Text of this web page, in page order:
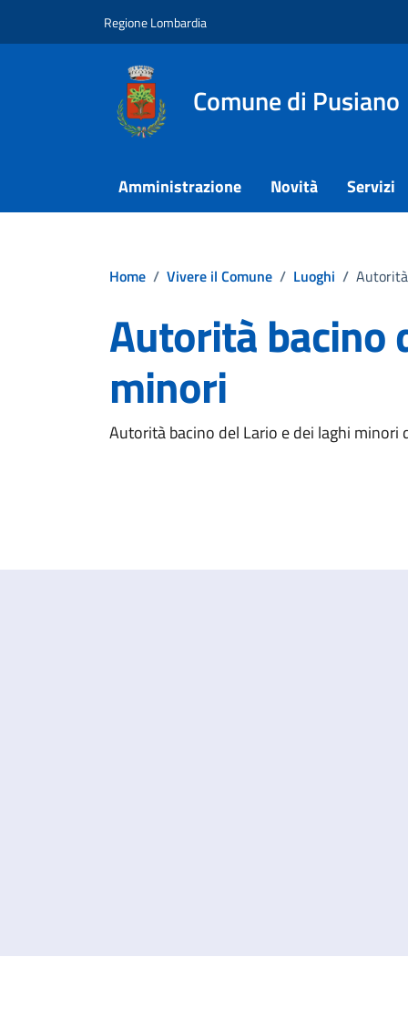
Regione Lombardia
Comune di Pusiano
Amministrazione Novità Servizi
Home / Vivere il Comune / Luoghi /
Autorità bacino
minori
Autorità bacino del Lario e dei laghi minori